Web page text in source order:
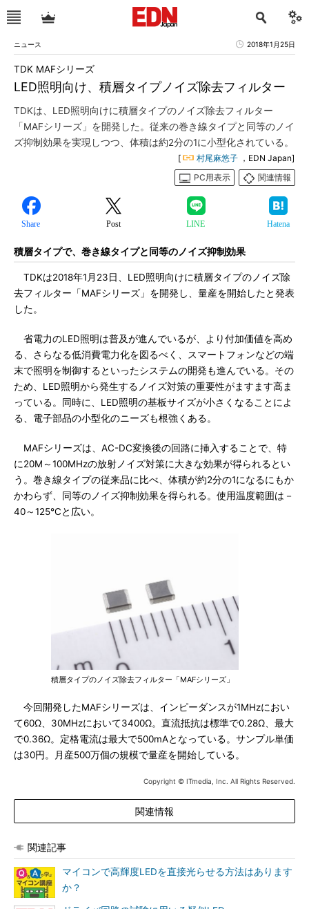
ニュース 2018年1月25日
LED照明向け、積層タイプノイズ除去フィルター
TDK MAFシリーズ
TDKは、LED照明向けに積層タイプのノイズ除去フィルター
「MAFシリーズ」を開発した。従来の巻き線タイプと同等のノイ
ズ抑制効果を実現しつつ、体積は約2分の1に小型化されている。
[ 村尾麻悠子 ，EDN Japan]
PC用表示
関連情報
Share Post LINE Hatena
積層タイプで、巻き線タイプと同等のノイズ抑制効果
TDKは2018年1月23日、LED照明向けに積層タイプのノイズ除
去フィルター「MAFシリーズ」を開発し、量産を開始したと発表
した。
省電力のLED照明は普及が進んでいるが、より付加価値を高め
る、さらなる低消費電力化を図るべく、スマートフォンなどの端
末で照明を制御するといったシステムの開発も進んでいる。その
ため、LED照明から発生するノイズ対策の重要性がますます高ま
っている。同時に、LED照明の基板サイズが小さくなることによ
る、電子部品の小型化のニーズも根強くある。
MAFシリーズは、AC-DC変換後の回路に挿入することで、特
に20M～100MHzの放射ノイズ対策に大きな効果が得られるとい
う。巻き線タイプの従来品に比べ、体積が約2分の1になるにもか
かわらず、同等のノイズ抑制効果を得られる。使用温度範囲は－
40～125℃と広い。
積層タイプのノイズ除去フィルター「MAFシリーズ」
今回開発したMAFシリーズは、インピーダンスが1MHzにおい
て60Ω、30MHzにおいて3400Ω。直流抵抗は標準で0.28Ω、最大
で0.36Ω。定格電流は最大で500mAとなっている。サンプル単価
は30円。月産500万個の規模で量産を開始している。
Copyright © ITmedia, Inc. All Rights Reserved.
関連情報
関連記事
マイコンで高輝度LEDを直接光らせる方法はあります
か？